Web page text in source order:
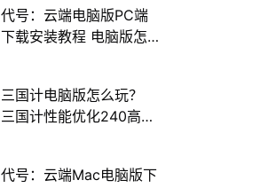
代号：云端电脑版PC端
下载安装教程 电脑版怎
三国计电脑版怎么玩？
三国计性能优化240高帧
代号：云端Mac电脑版下